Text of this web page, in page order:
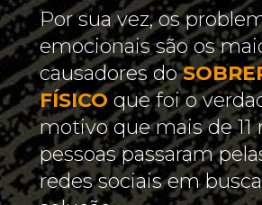
Por sua vez, os
emocionais são os
causadores do
FÍSICO que foi o
motivo que mais de 11
pessoas passaram
redes sociais em